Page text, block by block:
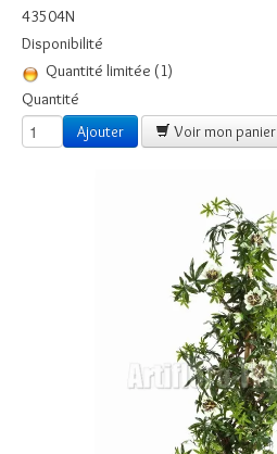
Piquet Fleurs
Piquets Fleurs en pot
Guirlandes
Plaque Fleurs Céramiques
43504N
Disponibilité
Quantité limitée (1)
Quantité
Ajouter
Voir mon panier